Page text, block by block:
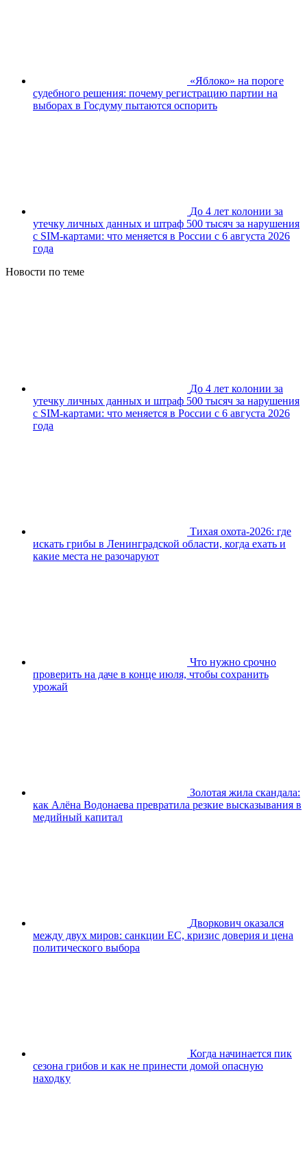
«Яблоко» на пороге
судебного решения: почему регистрацию партии на
выборах в Госдуму пытаются оспорить
До 4 лет колонии за
утечку личных данных и штраф 500 тысяч за нарушения
с SIM-картами: что меняется в России с 6 августа 2026
года
Новости по теме
До 4 лет колонии за
утечку личных данных и штраф 500 тысяч за нарушения
с SIM-картами: что меняется в России с 6 августа 2026
года
Тихая охота-2026: где
искать грибы в Ленинградской области, когда ехать и
какие места не разочаруют
Что нужно срочно
проверить на даче в конце июля, чтобы сохранить
урожай
Золотая жила скандала:
как Алёна Водонаева превратила резкие высказывания в
медийный капитал
Дворкович оказался
между двух миров: санкции ЕС, кризис доверия и цена
политического выбора
Когда начинается пик
сезона грибов и как не принести домой опасную
находку